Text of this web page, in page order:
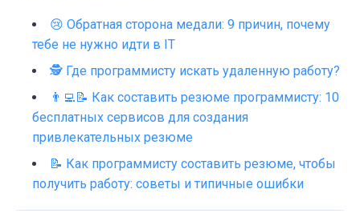
😢 Обратная сторона медали: 9 причин, почему
тебе не нужно идти в IT
🕵 Где программисту искать удаленную работу?
👨‍💻📝 Как составить резюме программисту: 10
бесплатных сервисов для создания
привлекательных резюме
📝 Как программисту составить резюме, чтобы
получить работу: советы и типичные ошибки